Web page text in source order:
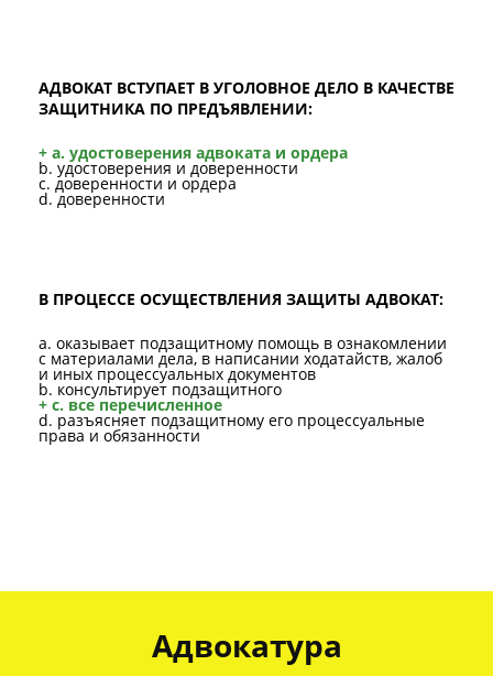
АДВОКАТ ВСТУПАЕТ В УГОЛОВНОЕ ДЕЛО В КАЧЕСТВЕ
ЗАЩИТНИКА ПО ПРЕДЪЯВЛЕНИИ:
+ a. удостоверения адвоката и ордера
b. удостоверения и доверенности
c. доверенности и ордера
d. доверенности
В ПРОЦЕССЕ ОСУЩЕСТВЛЕНИЯ ЗАЩИТЫ АДВОКАТ:
a. оказывает подзащитному помощь в ознакомлении
с материалами дела, в написании ходатайств, жалоб
и иных процессуальных документов
b. консультирует подзащитного
+ c. все перечисленное
d. разъясняет подзащитному его процессуальные
права и обязанности
Адвокатура